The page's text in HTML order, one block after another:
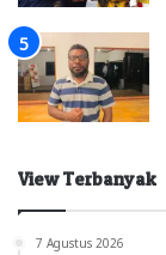
View Terbanyak
7 Agustus 2026